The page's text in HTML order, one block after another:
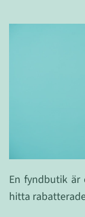
En fyndbutik
hitta